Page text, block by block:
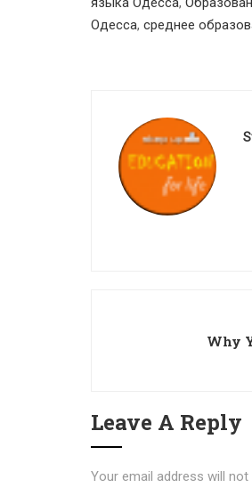
Одесса, среднее
Why
Leave A Reply
Your email address will not